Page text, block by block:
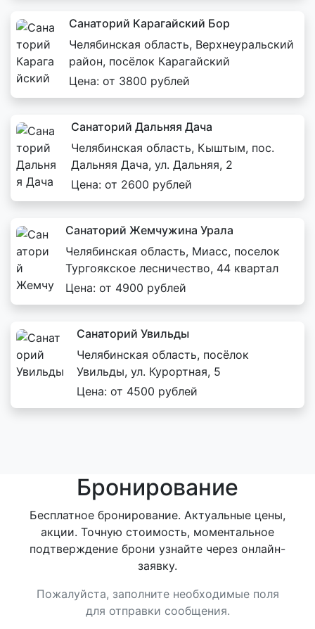
Санаторий Карагайский Бор
Челябинская область, Верхнеуральский
район, посёлок Карагайский
Цена: от 3800 рублей
Санаторий Дальняя Дача
Челябинская область, Кыштым, пос.
Дальняя Дача, ул. Дальняя, 2
Цена: от 2600 рублей
Санаторий Жемчужина Урала
Челябинская область, Миасс, поселок
Тургоякское лесничество, 44 квартал
Цена: от 4900 рублей
Санаторий Увильды
Челябинская область, посёлок
Увильды, ул. Курортная, 5
Цена: от 4500 рублей
Бронирование
Бесплатное бронирование. Актуальные цены,
акции. Точную стоимость, моментальное
подтверждение брони узнайте через онлайн-
заявку.
Пожалуйста, заполните необходимые поля
для отправки сообщения.